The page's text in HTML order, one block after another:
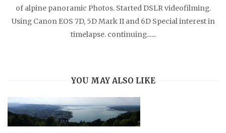
of alpine panoramic Photos. Started DSLR videofilming.
Using Canon EOS 7D, 5D Mark II and 6D Special interest in
timelapse. continuing......
YOU MAY ALSO LIKE